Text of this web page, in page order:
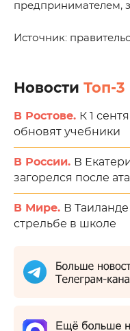
предпринимателем,
Источник:
Новости Топ-3
В Ростове. К 1
обновят учебники
В России. В
загорелся после
В Мире. В
стрельбе в школе